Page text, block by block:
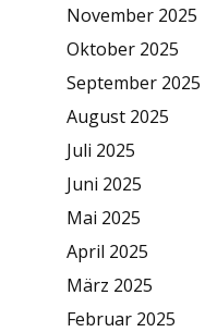
November 2025
Oktober 2025
September 2025
August 2025
Juli 2025
Juni 2025
Mai 2025
April 2025
März 2025
Februar 2025